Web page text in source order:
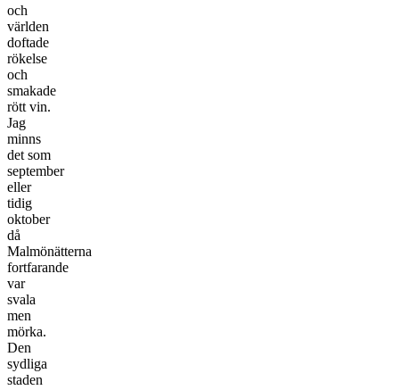
och
världen
doftade
rökelse
och
smakade
rött vin.
Jag
minns
det som
september
eller
tidig
oktober
då
Malmönätterna
fortfarande
var
svala
men
mörka.
Den
sydliga
staden